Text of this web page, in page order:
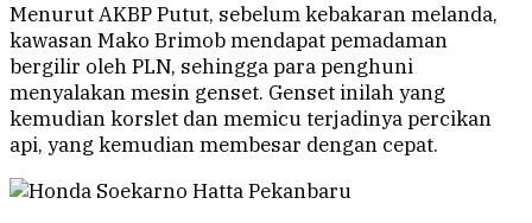
Menurut AKBP Putut, sebelum kebakaran melanda,
kawasan Mako Brimob mendapat pemadaman
bergilir oleh PLN, sehingga para penghuni
menyalakan mesin genset. Genset inilah yang
kemudian korslet dan memicu terjadinya percikan
api, yang kemudian membesar dengan cepat.